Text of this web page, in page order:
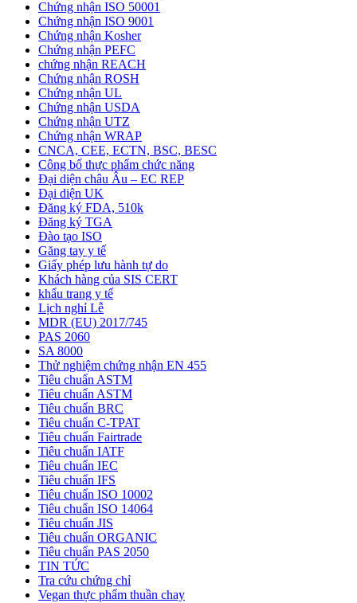
Chứng nhận ISO 50001
Chứng nhận ISO 9001
Chứng nhận Kosher
Chứng nhận PEFC
chứng nhận REACH
Chứng nhận ROSH
Chứng nhận UL
Chứng nhận USDA
Chứng nhận UTZ
Chứng nhận WRAP
CNCA, CEE, ECTN, BSC, BESC
Công bố thực phẩm chức năng
Đại diện châu Âu – EC REP
Đại diện UK
Đăng ký FDA, 510k
Đăng ký TGA
Đào tạo ISO
Găng tay y tế
Giấy phép lưu hành tự do
Khách hàng của SIS CERT
khẩu trang y tế
Lịch nghỉ Lễ
MDR (EU) 2017/745
PAS 2060
SA 8000
Thử nghiệm chứng nhận EN 455
Tiêu chuẩn ASTM
Tiêu chuẩn ASTM
Tiêu chuẩn BRC
Tiêu chuẩn C-TPAT
Tiêu chuẩn Fairtrade
Tiêu chuẩn IATF
Tiêu chuẩn IEC
Tiêu chuẩn IFS
Tiêu chuẩn ISO 10002
Tiêu chuẩn ISO 14064
Tiêu chuẩn JIS
Tiêu chuẩn ORGANIC
Tiêu chuẩn PAS 2050
TIN TỨC
Tra cứu chứng chỉ
Vegan thực phẩm thuần chay